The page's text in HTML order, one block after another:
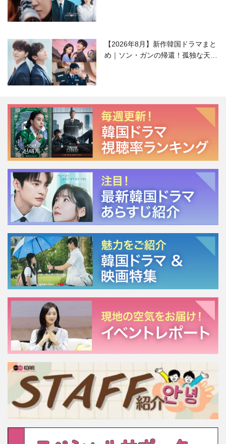
【2026年8月】新作韓国ドラマまと
め｜ソン・ガンの帰還！孤独な天才